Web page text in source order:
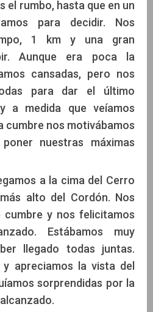
el rumbo, hasta que en un
para decidir. Nos
1 km y una gran
Aunque era poca la
cansadas, pero nos
para dar el último
a medida que veíamos
cumbre nos motivábamos
nuestras máximas
a la cima del Cerro
alto del Cordón. Nos
cumbre y nos felicitamos
Estábamos muy
llegado todas juntas.
y apreciamos la vista del
sorprendidas por la